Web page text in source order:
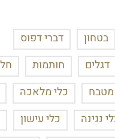
בטחון
דברי דפוס
דגלים חותמות
מטבח כלי מלאכה
נגינה כלי עישון